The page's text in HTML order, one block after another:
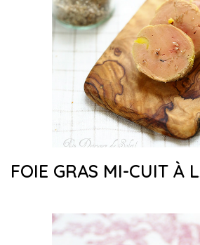
FOIE GRAS MI-CUIT À